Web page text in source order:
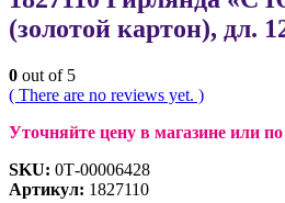
(золотой картон), дл.
0 out of 5
( There are no reviews yet. )
Уточняйте цену в магазине или
SKU: 0Т-00006428
Артикул: 1827110